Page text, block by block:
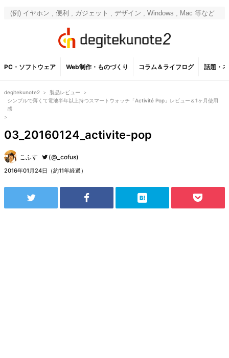
PC・ソフトウェア Web制作・ものづくり コラム＆ライフログ 話題・
degitekunote2 > 製品レビュー
>
シンプルで薄くて電池半年以上持つスマートウォッチ「Activité Pop」レビュー＆1ヶ月使用
感
>
03_20160124_activite-pop
こふす (@_cofus)
2016年01月24日（約11年経過）